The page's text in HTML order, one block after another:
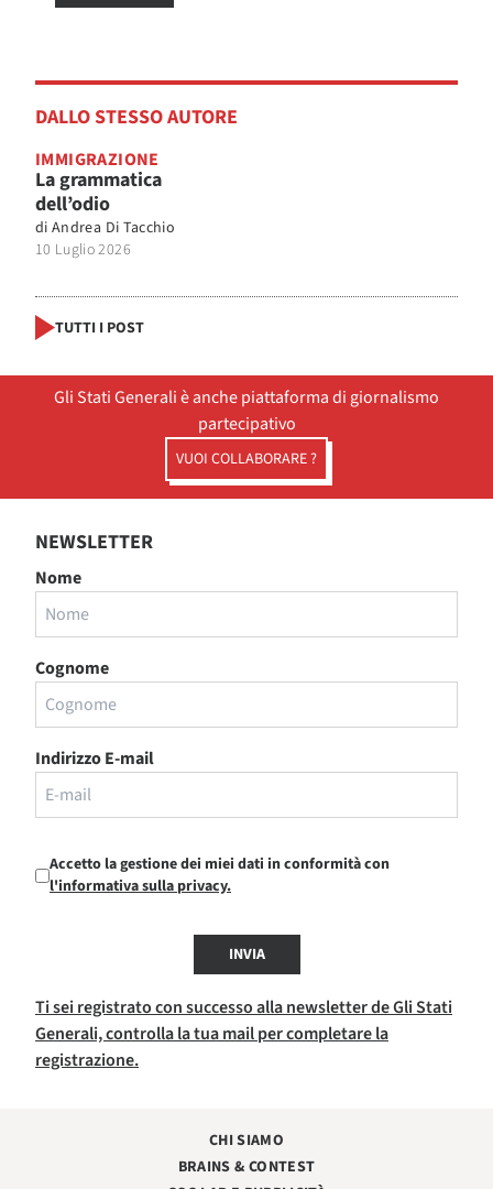
DALLO STESSO AUTORE
IMMIGRAZIONE
La grammatica
dell’odio
di Andrea Di Tacchio
10 Luglio 2026
TUTTI I POST
Gli Stati Generali è anche piattaforma di giornalismo
partecipativo
VUOI COLLABORARE ?
NEWSLETTER
Nome
Cognome
Indirizzo E-mail
Accetto la gestione dei miei dati in conformità con
l'informativa sulla privacy.
INVIA
Ti sei registrato con successo alla newsletter de Gli Stati
Generali, controlla la tua mail per completare la
registrazione.
CHI SIAMO
BRAINS & CONTEST